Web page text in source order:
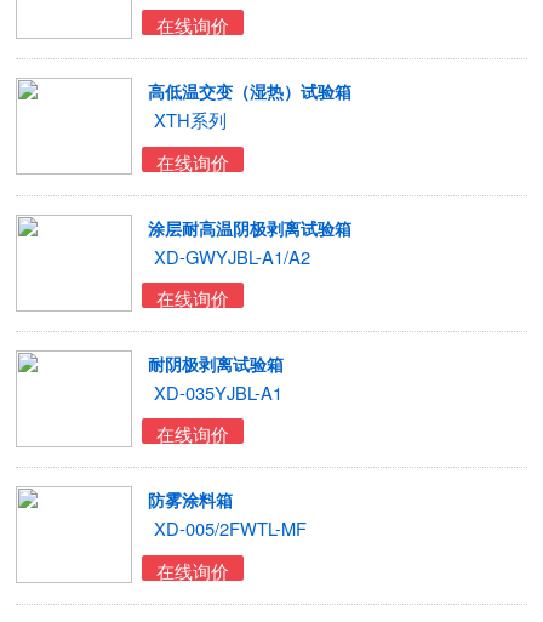
在线询价
高低温交变（湿热）试验箱
XTH系列
在线询价
涂层耐高温阴极剥离试验箱
XD-GWYJBL-A1/A2
在线询价
耐阴极剥离试验箱
XD-035YJBL-A1
在线询价
防雾涂料箱
XD-005/2FWTL-MF
在线询价